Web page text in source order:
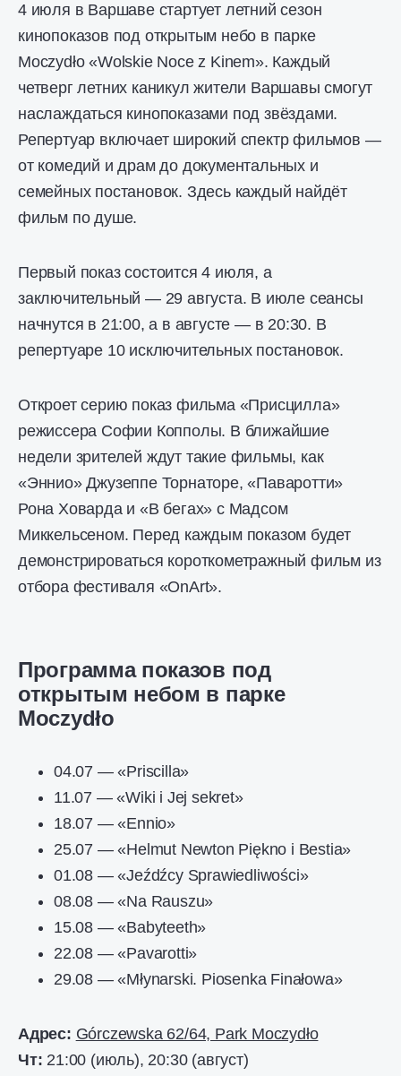
4 июля в Варшаве стартует летний сезон
кинопоказов под открытым небо в парке
Moczydło «Wolskie Noce z Kinem». Каждый
четверг летних каникул жители Варшавы смогут
наслаждаться кинопоказами под звёздами.
Репертуар включает широкий спектр фильмов —
от комедий и драм до документальных и
семейных постановок. Здесь каждый найдёт
фильм по душе.
Первый показ состоится 4 июля, а
заключительный — 29 августа. В июле сеансы
начнутся в 21:00, а в августе — в 20:30. В
репертуаре 10 исключительных постановок.
Откроет серию показ фильма «Присцилла»
режиссера Софии Копполы. В ближайшие
недели зрителей ждут такие фильмы, как
«Эннио» Джузеппе Торнаторе, «Паваротти»
Рона Ховарда и «В бегах» с Мадсом
Миккельсеном. Перед каждым показом будет
демонстрироваться короткометражный фильм из
отбора фестиваля «OnArt».
Программа показов под
открытым небом в парке
Moczydło
04.07 — «Priscilla»
11.07 — «Wiki i Jej sekret»
18.07 — «Ennio»
25.07 — «Helmut Newton Piękno i Bestia»
01.08 — «Jeźdźcy Sprawiedliwości»
08.08 — «Na Rauszu»
15.08 — «Babyteeth»
22.08 — «Pavarotti»
29.08 — «Młynarski. Piosenka Finałowa»
Адрес: Górczewska 62/64, Park Moczydło
Чт: 21:00 (июль), 20:30 (август)